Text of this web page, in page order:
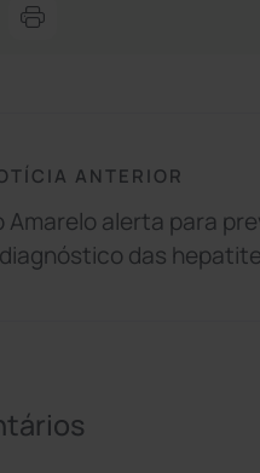
ANTERIOR
Amarelo alerta para
das